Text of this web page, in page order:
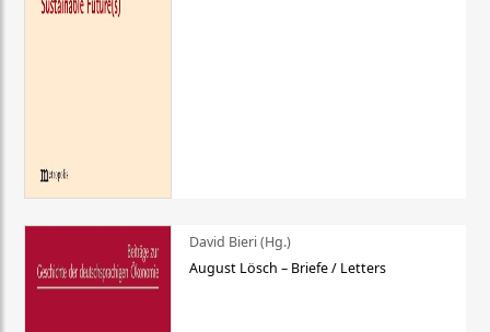
David Bieri (Hg.)
August Lösch – Briefe / Letters